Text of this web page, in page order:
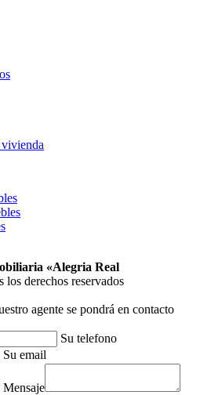
«Alegria Real
los derechos reservados
agente se pondrá en contacto
Su telefono
Su email
Mensaje